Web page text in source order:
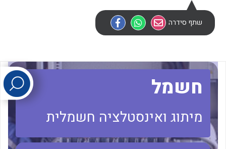
לכל מוצרי היצרן
שתף סידרה
חשמל
מיתוג ואינסטלציה חשמלית